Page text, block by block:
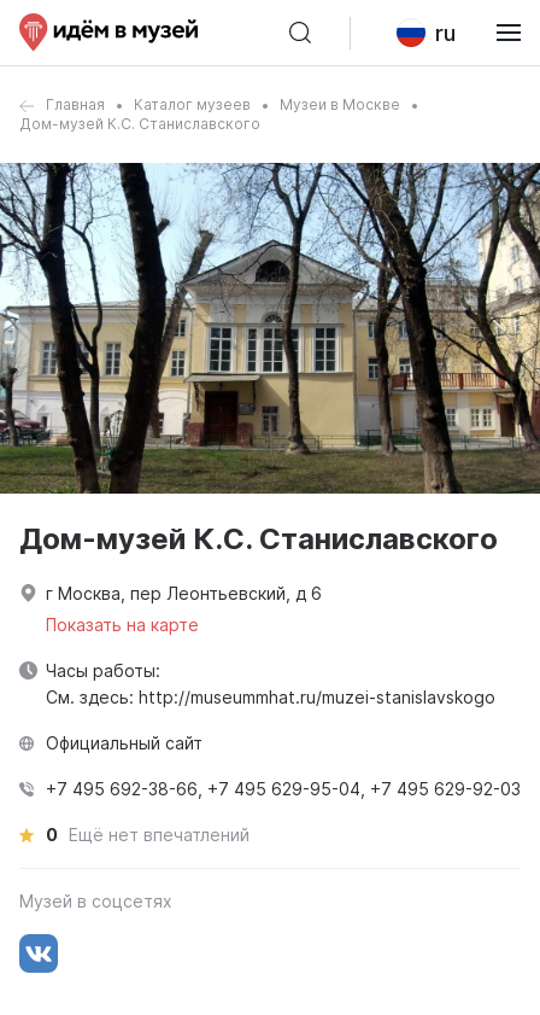
ru
Главная Каталог музеев
Музеи в Москве
Дом-музей К.С. Станиславского
Дом-музей К.С. Станиславского
г Москва, пер Леонтьевский, д 6
Показать на карте
Часы работы:
См. здесь: http://museummhat.ru/muzei-stanislavskogo
Официальный сайт
+7 495 692-38-66, +7 495 629-95-04, +7 495 629-92-03
0 Ещё нет впечатлений
Музей в соцсетях